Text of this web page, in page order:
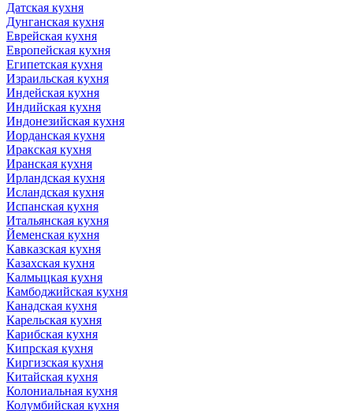
Датская кухня
Дунганская кухня
Еврейская кухня
Европейская кухня
Египетская кухня
Израильская кухня
Индейская кухня
Индийская кухня
Индонезийская кухня
Иорданская кухня
Иракская кухня
Иранская кухня
Ирландская кухня
Исландская кухня
Испанская кухня
Итальянская кухня
Йеменская кухня
Кавказская кухня
Казахская кухня
Калмыцкая кухня
Камбоджийская кухня
Канадская кухня
Карельская кухня
Карибская кухня
Кипрская кухня
Киргизская кухня
Китайская кухня
Колониальная кухня
Колумбийская кухня